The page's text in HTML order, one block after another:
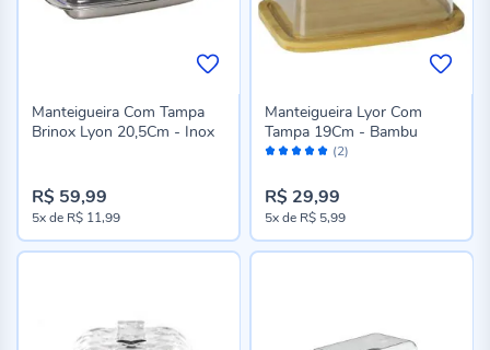
Manteigueira Com Tampa
Brinox Lyon 20,5Cm - Inox
R$ 59,99
5xde R$ 11,99
Avaliação: (2)
Manteigueira Lyor Com
Tampa 19Cm - Bambu
R$ 29,99
5xde R$ 5,99